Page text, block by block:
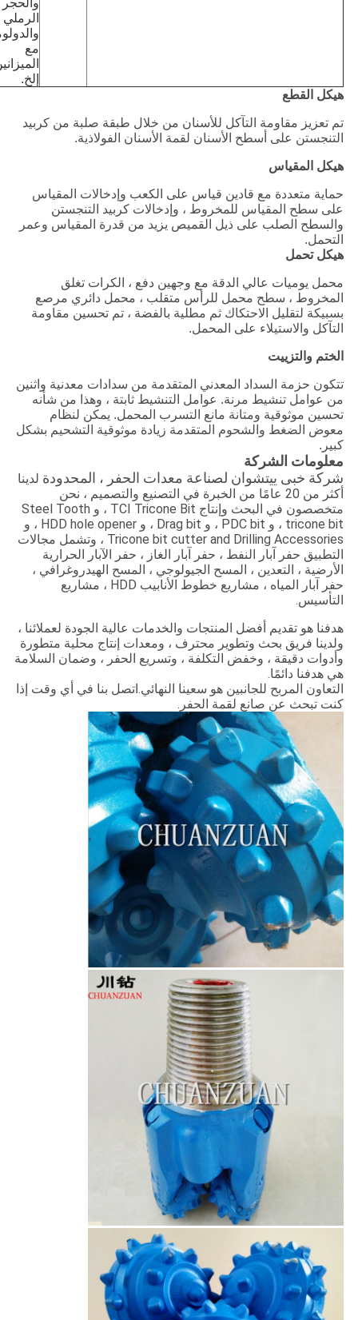
والحجر
الرملي
مع
إلخ.
هيكل القطع
تم تعزيز مقاومة التآكل للأسنان من خلال طبقة صلبة من كربيد
التنجستن على أسطح الأسنان لقمة الأسنان الفولاذية.
هيكل المقياس
حماية متعددة مع قادين قياس على الكعب وإدخالات المقياس
على سطح المقياس للمخروط ، وإدخالات كربيد التنجستن
والسطح الصلب على ذيل القميص يزيد من قدرة المقياس وعمر
التحمل.
هيكل تحمل
محمل يوميات عالي الدقة مع وجهين دفع ، الكرات تغلق
المخروط ، سطح محمل للرأس متقلب ، محمل دائري مرصع
بسبيكة لتقليل الاحتكاك ثم مطلية بالفضة ، تم تحسين مقاومة
التآكل والاستيلاء على المحمل.
الختم والتزييت
تتكون حزمة السداد المعدني المتقدمة من سدادات معدنية واثنين
من عوامل تنشيط مرنة. عوامل التنشيط ثابتة ، وهذا من شأنه
تحسين موثوقية ومتانة مانع التسرب المحمل. يمكن لنظام
معوض الضغط والشحوم المتقدمة زيادة موثوقية التشحيم بشكل
كبير.
معلومات الشركة
شركة خبى ييتشوان لصناعة معدات الحفر ، المحدودة لدينا
أكثر من 20 عامًا من الخبرة في التصنيع والتصميم ، نحن
متخصصون في البحث وإنتاج TCI Tricone Bit ، و Steel Tooth
tricone bit ، و PDC bit ، و Drag bit ، و HDD hole opener ، و
Tricone bit cutter and Drilling Accessories ، وتشمل مجالات
التطبيق حفر آبار النفط ، حفر آبار الغاز ، حفر الآبار الحرارية
الأرضية ، التعدين ، المسح الجيولوجي ، المسح الهيدروغرافي ،
حفر آبار المياه ، مشاريع خطوط الأنابيب HDD ، مشاريع
التأسيس.
هدفنا هو تقديم أفضل المنتجات والخدمات عالية الجودة لعملائنا ،
ولدينا فريق بحث وتطوير محترف ، ومعدات إنتاج محلية متطورة
وأدوات دقيقة ، وخفض التكلفة ، وتسريع الحفر ، وضمان السلامة
هي هدفنا دائمًا.
التعاون المربح للجانبين هو سعينا النهائي.اتصل بنا في أي وقت إذا
كنت تبحث عن صانع لقمة الحفر.